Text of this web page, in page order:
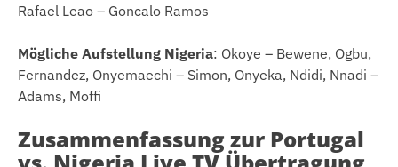
Rafael Leao – Goncalo Ramos
Mögliche Aufstellung Nigeria: Okoye – Bewene, Ogbu,
Fernandez, Onyemaechi – Simon, Onyeka, Ndidi, Nnadi –
Adams, Moffi
Zusammenfassung zur Portugal